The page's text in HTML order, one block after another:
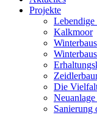
Projekte
Kalkmoor
Die
Neuanlage
Sanierung